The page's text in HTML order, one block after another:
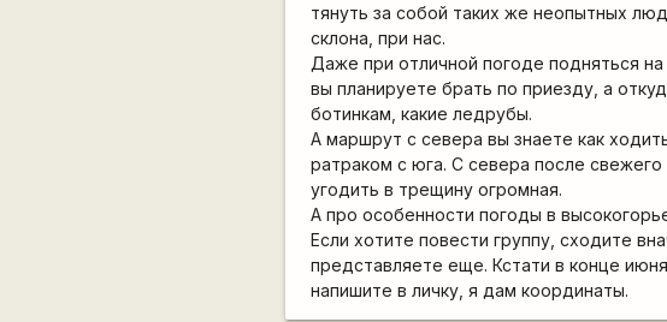
тянуть за собой таких же неопытных
склона, при нас.
Даже при отличной погоде подняться
вы планируете брать по приезду, а
ботинкам, какие ледрубы.
А маршрут с севера вы знаете как
ратраком с юга. С севера после
угодить в трещину огромная.
А про особенности погоды в
Если хотите повести группу, сходите
представляете еще. Кстати в конце
напишите в личку, я дам координаты.